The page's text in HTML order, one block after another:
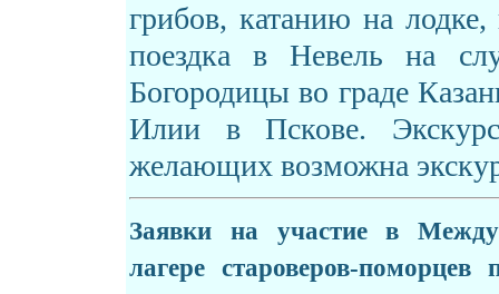
грибов, катанию на
поездка в Невель на
Богородицы во граде
Илии в Пскове.
желающих возможна
Заявки на участие в
лагере староверов-